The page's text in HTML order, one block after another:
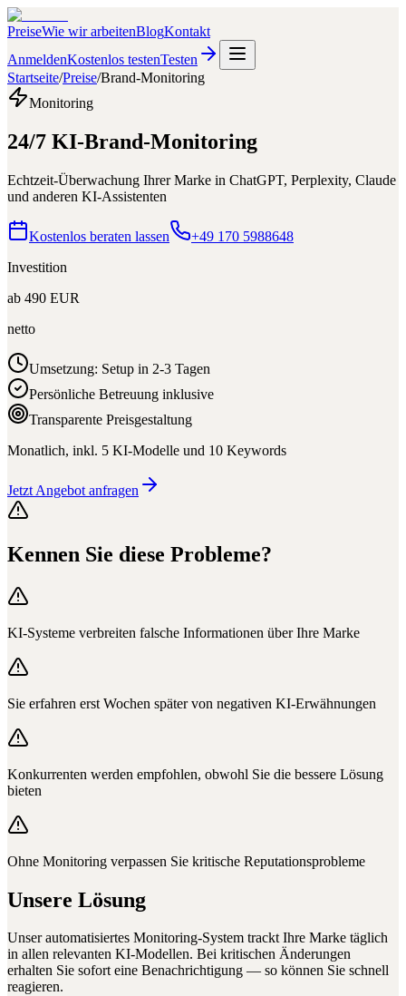
PreiseWie wir arbeitenBlogKontakt
AnmeldenKostenlos testenTesten
Startseite/Preise/Brand-Monitoring
Monitoring
24/7 KI-Brand-Monitoring
Echtzeit-Überwachung Ihrer Marke in ChatGPT, Perplexity, Claude
und anderen KI-Assistenten
Kostenlos beraten lassen
+49 170 5988648
Investition
ab 490 EUR
netto
Umsetzung: Setup in 2-3 Tagen
Persönliche Betreuung inklusive
Transparente Preisgestaltung
Monatlich, inkl. 5 KI-Modelle und 10 Keywords
Jetzt Angebot anfragen
Kennen Sie diese Probleme?
KI-Systeme verbreiten falsche Informationen über Ihre Marke
Sie erfahren erst Wochen später von negativen KI-Erwähnungen
Konkurrenten werden empfohlen, obwohl Sie die bessere Lösung
bieten
Ohne Monitoring verpassen Sie kritische Reputationsprobleme
Unsere Lösung
Unser automatisiertes Monitoring-System trackt Ihre Marke täglich
in allen relevanten KI-Modellen. Bei kritischen Änderungen
erhalten Sie sofort eine Benachrichtigung — so können Sie schnell
reagieren.